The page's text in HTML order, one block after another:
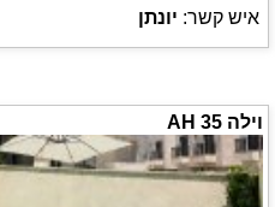
איש קשר: יונתן
וילה AH 35